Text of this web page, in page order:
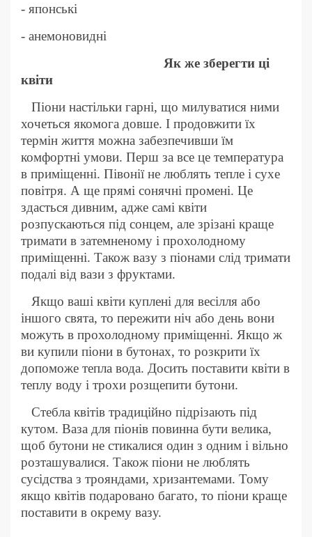
- японські
- анемоновидні
Як же зберегти ці
квіти
Піони настільки гарні, що милуватися ними
хочеться якомога довше. І продовжити їх
термін життя можна забезпечивши їм
комфортні умови. Перш за все це температура
в приміщенні. Півонії не люблять тепле і сухе
повітря. А ще прямі сонячні промені. Це
здасться дивним, адже самі квіти
розпускаються під сонцем, але зрізані краще
тримати в затемненому і прохолодному
приміщенні. Також вазу з піонами слід тримати
подалі від вази з фруктами.
Якщо ваші квіти куплені для весілля або
іншого свята, то пережити ніч або день вони
можуть в прохолодному приміщенні. Якщо ж
ви купили піони в бутонах, то розкрити їх
допоможе тепла вода. Досить поставити квіти в
теплу воду і трохи розщепити бутони.
Стебла квітів традиційно підрізають під
кутом. Ваза для піонів повинна бути велика,
щоб бутони не стикалися один з одним і вільно
розташувалися. Також піони не люблять
сусідства з трояндами, хризантемами. Тому
якщо квітів подаровано багато, то піони краще
поставити в окрему вазу.